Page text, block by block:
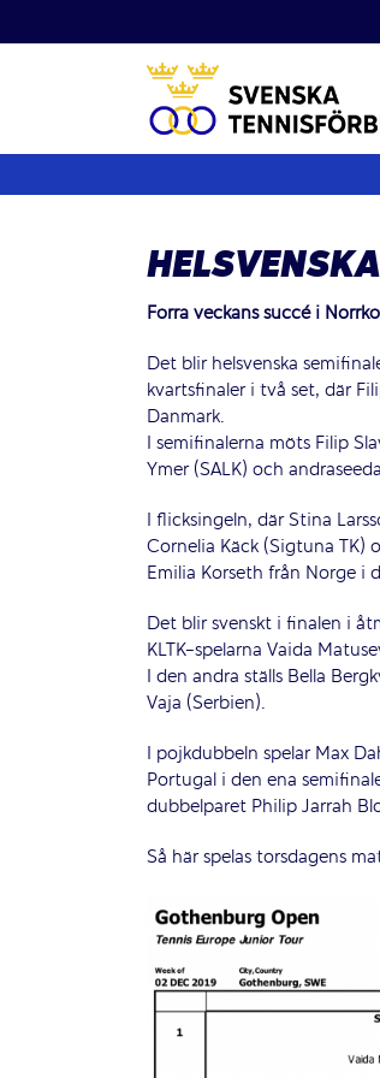
till
Förra veckans succé i
Det blir helsvenska
kvartsfinaler i två set, där
Danmark.
I semifinalerna möts Filip
Ymer (SALK) och
I flicksingeln, där Stina
Cornelia Käck (Sigtuna TK)
Emilia Korseth från Norge i
Det blir svenskt i finalen i
KLTK-spelarna Vaida
I den andra ställs Bella
Vaja (Serbien).
I pojkdubbeln spelar Max
Portugal i den ena
dubbelparet Philip Jarrah
Så här spelas torsdagens